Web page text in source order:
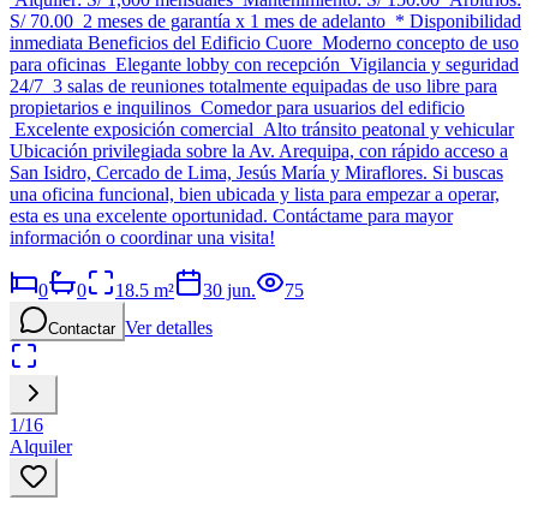
S/ 70.00 2 meses de garantía x 1 mes de adelanto * Disponibilidad
inmediata Beneficios del Edificio Cuore Moderno concepto de uso
para oficinas Elegante lobby con recepción Vigilancia y seguridad
24/7 3 salas de reuniones totalmente equipadas de uso libre para
propietarios e inquilinos Comedor para usuarios del edificio
Excelente exposición comercial Alto tránsito peatonal y vehicular
Ubicación privilegiada sobre la Av. Arequipa, con rápido acceso a
San Isidro, Cercado de Lima, Jesús María y Miraflores. Si buscas
una oficina funcional, bien ubicada y lista para empezar a operar,
esta es una excelente oportunidad. Contáctame para mayor
información o coordinar una visita!
0 0 18.5 m² 30 jun. 75
Contactar Ver detalles
1/16
Alquiler